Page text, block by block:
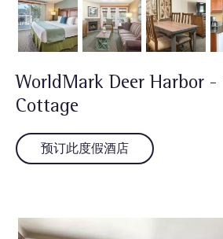
WorldMark Deer Harbor -
Cottage
预订此度假酒店